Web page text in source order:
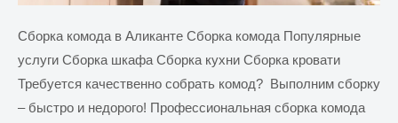
Сборка комода в Аликанте Сборка комода Популярные
услуги Сборка шкафа Сборка кухни Сборка кровати
Требуется качественно собрать комод? Выполним сборку
– быстро и недорого! Профессиональная сборка комода